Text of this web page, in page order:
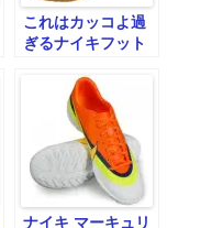
これはカッコよ過
ぎるナイキフット
ナイキ マーキュリ